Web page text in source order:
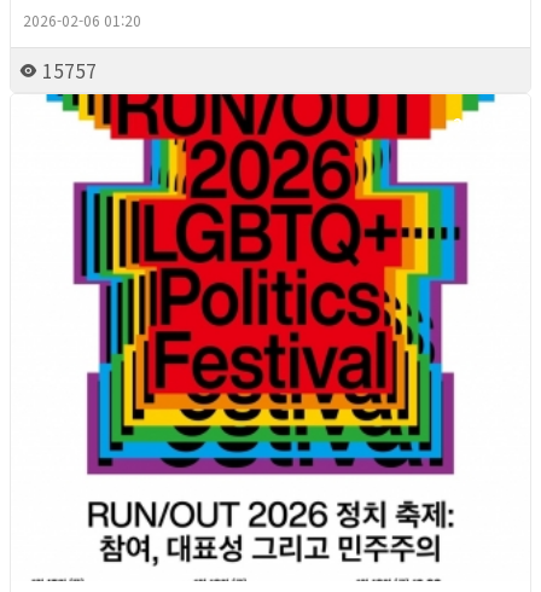
2026-02-06 01:20
15757
2026년